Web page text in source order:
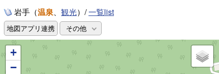
岩手（温泉、 観光）/一覧list
地図アプリ連携 その他
+
−